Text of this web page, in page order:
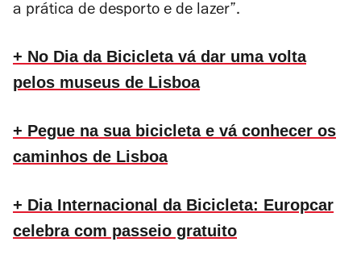
a prática de desporto e de lazer”.
+ No Dia da Bicicleta vá dar uma volta
pelos museus de Lisboa
+ Pegue na sua bicicleta e vá conhecer os
caminhos de Lisboa
+ Dia Internacional da Bicicleta: Europcar
celebra com passeio gratuito